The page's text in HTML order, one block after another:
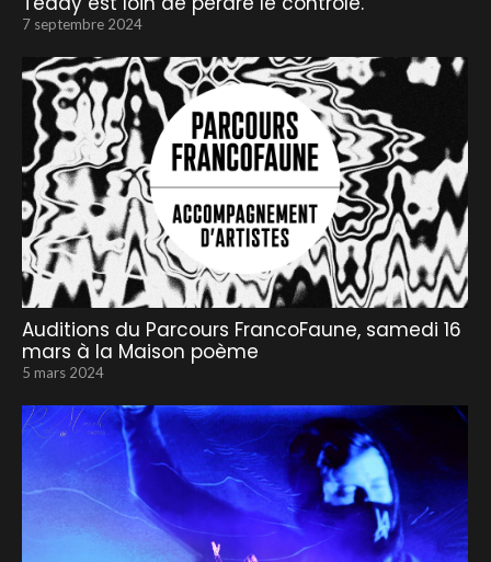
7 septembre 2024
Auditions du Parcours FrancoFaune, samedi 16
mars à la Maison poème
5 mars 2024